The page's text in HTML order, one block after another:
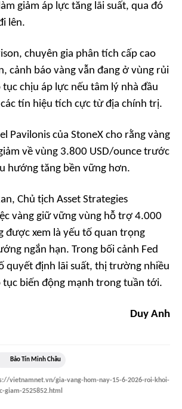
giảm áp lực tăng lãi suất, qua đó
lên.
chuyên gia phân tích cấp cao
cảnh báo vàng vẫn đang ở vùng rủi
chịu áp lực nếu tâm lý nhà đầu
tín hiệu tích cực từ địa chính trị.
Pavilonis của StoneX cho rằng vàng
về vùng 3.800 USD/ounce trước
hướng tăng bền vững hơn.
Chủ tịch Asset Strategies
vàng giữ vững vùng hỗ trợ 4.000
được xem là yếu tố quan trọng
ngắn hạn. Trong bối cảnh Fed
quyết định lãi suất, thị trường nhiều
tục biến động mạnh trong tuần tới.
Duy Anh
Bảo Tín Minh Châu
vietnamnet.vn/gia-vang-hom-nay-15-6-2026-roi-khoi-
giam-2525852.html